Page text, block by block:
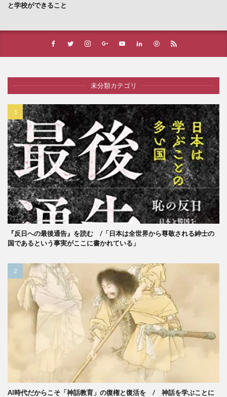
と学校ができること
未分類カテゴリ
『反日への最後通告』を読む /「日本は全世界から尊敬される紳士の
国であるという事実がここに書かれている」
AI時代だからこそ「神話教育」の復権と復活を / 神話を学ぶことに